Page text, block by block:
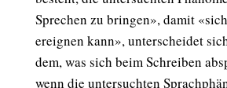
Sprechen zu bringen», damit
ereignen kann», unterscheidet
dem, was sich beim Schreiben
wenn die untersuchten